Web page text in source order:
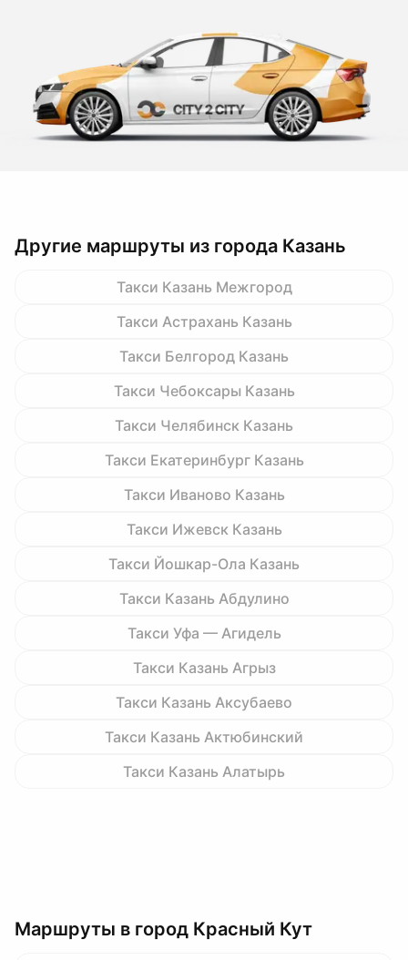
Другие маршруты из города Казань
Такси Казань Межгород
Такси Астрахань Казань
Такси Белгород Казань
Такси Чебоксары Казань
Такси Челябинск Казань
Такси Екатеринбург Казань
Такси Иваново Казань
Такси Ижевск Казань
Такси Йошкар-Ола Казань
Такси Казань Абдулино
Такси Уфа — Агидель
Такси Казань Агрыз
Такси Казань Аксубаево
Такси Казань Актюбинский
Такси Казань Алатырь
Маршруты в город Красный Кут